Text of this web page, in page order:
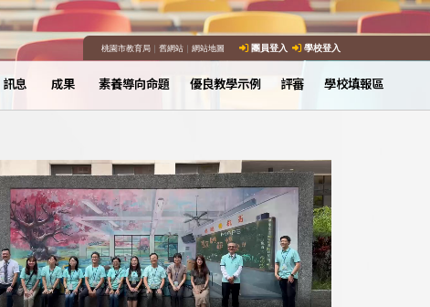
桃園市教育局｜ 舊網站｜ 網站地圖 團員登入 學校登入
訊息 成果 素養導向命題 優良教學示例 評審 學校填報區